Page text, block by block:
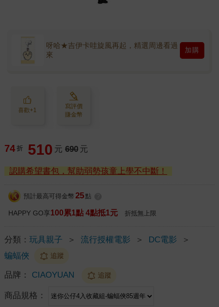
呀哈★吉伊卡哇旋風再起，精選周邊看過
來
加購
喜歡+1
寫評價
賺金幣
74 折 510 元 690 元
認購希望書包，幫助弱勢孩童上學不中斷！
預計最高可得金幣 25 點
HAPPY GO享100累1點 4點抵1元 折抵無上限
分類： 玩具親子 ＞ 流行授權電影 ＞ DC電影
＞
蝙蝠俠
追蹤
品牌： CIAOYUAN 追蹤
商品規格：